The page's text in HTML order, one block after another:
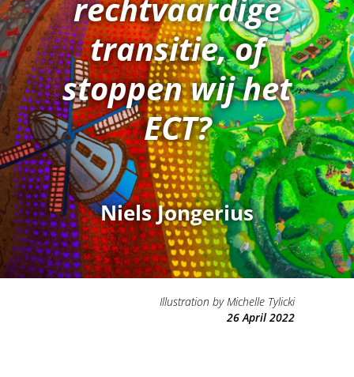
rechtvaardige
transitie, of
stoppen wij het
ECT?
Niels Jongerius
Illustration by Michelle Tylicki
26 April 2022